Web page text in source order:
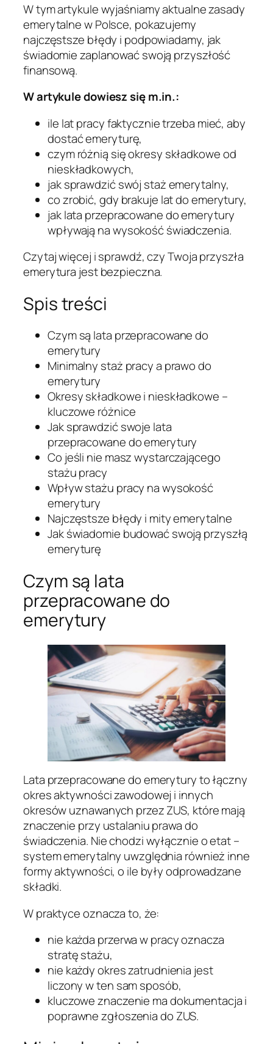
W tym artykule wyjaśniamy aktualne zasady
emerytalne w Polsce, pokazujemy
najczęstsze błędy i podpowiadamy, jak
świadomie zaplanować swoją przyszłość
finansową.
W artykule dowiesz się m.in.:
ile lat pracy faktycznie trzeba mieć, aby
dostać emeryturę,
czym różnią się okresy składkowe od
nieskładkowych,
jak sprawdzić swój staż emerytalny,
co zrobić, gdy brakuje lat do emerytury,
jak lata przepracowane do emerytury
wpływają na wysokość świadczenia.
Czytaj więcej i sprawdź, czy Twoja przyszła
emerytura jest bezpieczna.
Spis treści
Czym są lata przepracowane do
emerytury
Minimalny staż pracy a prawo do
emerytury
Okresy składkowe i nieskładkowe –
kluczowe różnice
Jak sprawdzić swoje lata
przepracowane do emerytury
Co jeśli nie masz wystarczającego
stażu pracy
Wpływ stażu pracy na wysokość
emerytury
Najczęstsze błędy i mity emerytalne
Jak świadomie budować swoją przyszłą
emeryturę
Czym są lata
przepracowane do
emerytury
Lata przepracowane do emerytury to łączny
okres aktywności zawodowej i innych
okresów uznawanych przez ZUS, które mają
znaczenie przy ustalaniu prawa do
świadczenia. Nie chodzi wyłącznie o etat –
system emerytalny uwzględnia również inne
formy aktywności, o ile były odprowadzane
składki.
W praktyce oznacza to, że:
nie każda przerwa w pracy oznacza
stratę stażu,
nie każdy okres zatrudnienia jest
liczony w ten sam sposób,
kluczowe znaczenie ma dokumentacja i
poprawne zgłoszenia do ZUS.